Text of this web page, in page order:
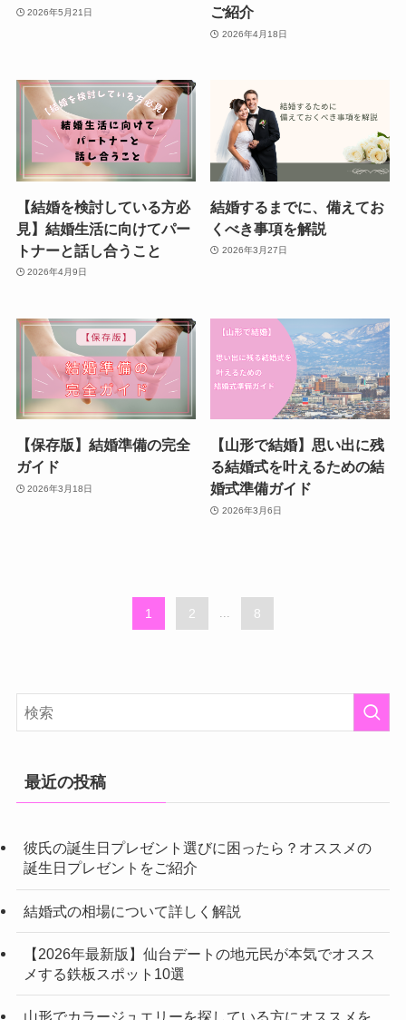
2026年5月21日
ご紹介
2026年4月18日
【結婚を検討している方必
見】結婚生活に向けてパー
トナーと話し合うこと
2026年4月9日
結婚するまでに、備えてお
くべき事項を解説
2026年3月27日
【保存版】結婚準備の完全
ガイド
2026年3月18日
【山形で結婚】思い出に残
る結婚式を叶えるための結
婚式準備ガイド
2026年3月6日
1 2 8
最近の投稿
彼氏の誕生日プレゼント選びに困ったら？オススメの
誕生日プレゼントをご紹介
結婚式の相場について詳しく解説
【2026年最新版】仙台デートの地元民が本気でオスス
メする鉄板スポット10選
山形でカラージュエリーを探している方にオススメを